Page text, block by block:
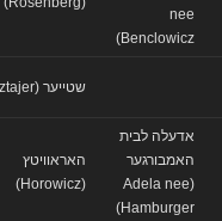
Benclowicz)
שטייער (Sztajer)
אדעלה לבית
האמבורגער
(Adela nee
Hamburger)
האראוויטץ